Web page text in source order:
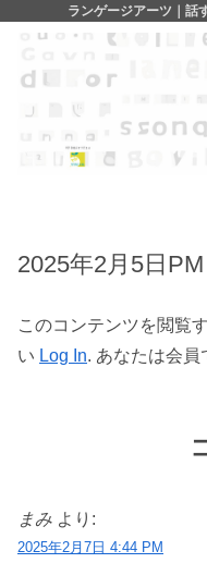
ランゲージアーツ｜話
2025年2月5日PM
このコンテンツを閲覧
い Log In. あなたは会員
まみ より:
2025年2月7日 4:44 PM